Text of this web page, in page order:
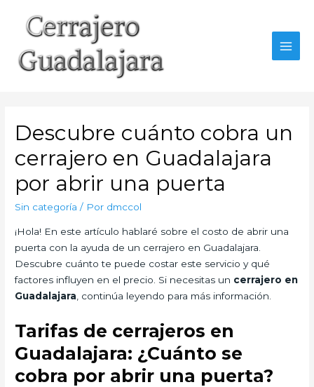
contenido
Descubre cuánto cobra un
cerrajero en Guadalajara
por abrir una puerta
Sin categoría / Por dmccol
¡Hola! En este artículo hablaré sobre el costo de abrir una
puerta con la ayuda de un cerrajero en Guadalajara.
Descubre cuánto te puede costar este servicio y qué
factores influyen en el precio. Si necesitas un cerrajero en
Guadalajara , continúa leyendo para más información.
Tarifas de cerrajeros en
Guadalajara: ¿Cuánto se
cobra por abrir una puerta?